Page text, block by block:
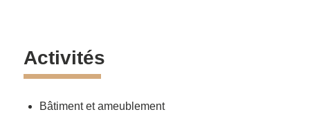
Activités
Bâtiment et ameublement